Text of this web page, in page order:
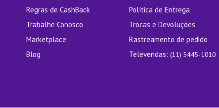
Regras de CashBack
Trabalhe Conosco
Marketplace
Blog
Política de Entrega
Trocas e Devoluções
Rastreamento de pedido
Televendas: (11) 5445-1010